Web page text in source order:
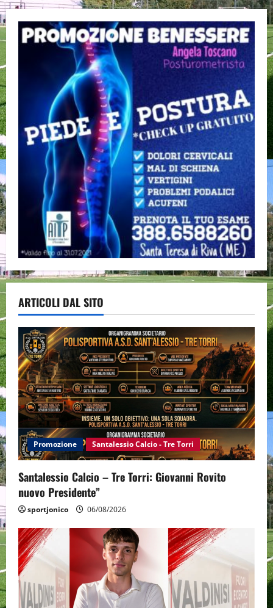
ARTICOLI DAL SITO
Promozione Santalessio Calcio - Tre Torri
Santalessio Calcio – Tre Torri: Giovanni Rovito
nuovo Presidente”
sportjonico 06/08/2026